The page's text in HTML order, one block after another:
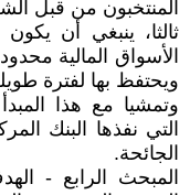
المنتخبون من قبل
ثالثا، ينبغي أن
الأسواق المالية
ويحتفظ بها لفترة
وتمشيا مع هذا
التي نفذها البنك
الجائحة.
المبحث الرابع -